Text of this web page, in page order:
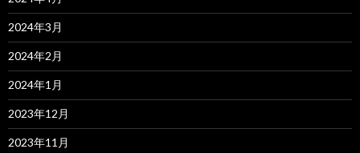
2024年3月
2024年2月
2024年1月
2023年12月
2023年11月